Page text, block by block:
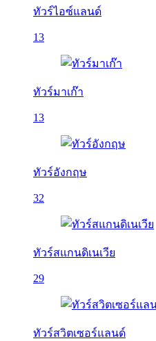
ทัวร์ไอซ์แลนด์
13
ทัวร์มาเก๊า
13
ทัวร์อังกฤษ
32
ทัวร์สแกนดิเนเวีย
29
ทัวร์สวิตเซอร์แลนด์